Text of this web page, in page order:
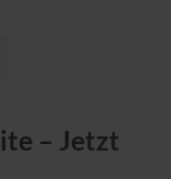
– Jetzt